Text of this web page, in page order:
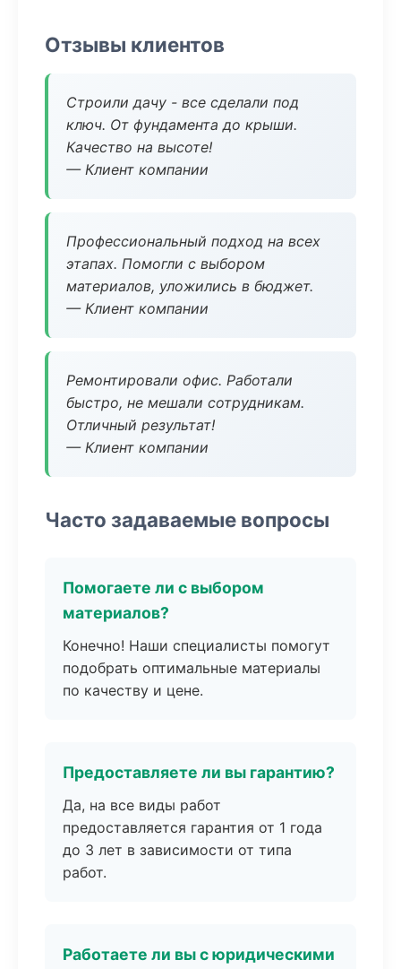
Отзывы клиентов
Строили дачу - все сделали под
ключ. От фундамента до крыши.
Качество на высоте!
— Клиент компании
Профессиональный подход на всех
этапах. Помогли с выбором
материалов, уложились в бюджет.
— Клиент компании
Ремонтировали офис. Работали
быстро, не мешали сотрудникам.
Отличный результат!
— Клиент компании
Часто задаваемые вопросы
Помогаете ли с выбором
материалов?
Конечно! Наши специалисты помогут
подобрать оптимальные материалы
по качеству и цене.
Предоставляете ли вы гарантию?
Да, на все виды работ
предоставляется гарантия от 1 года
до 3 лет в зависимости от типа
работ.
Работаете ли вы с юридическими